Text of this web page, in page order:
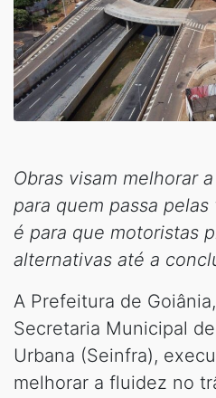
Obras visam melhorar
para quem passa
é para que motoristas
alternativas até a
A Prefeitura de
Secretaria Municipal
Urbana (Seinfra),
melhorar a fluidez no